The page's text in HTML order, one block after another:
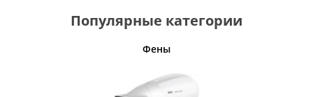
Популярные категории
Фены